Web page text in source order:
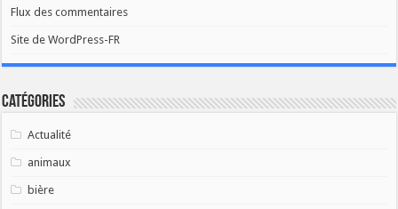
Flux des commentaires
Site de WordPress-FR
Catégories
Actualité
animaux
bière